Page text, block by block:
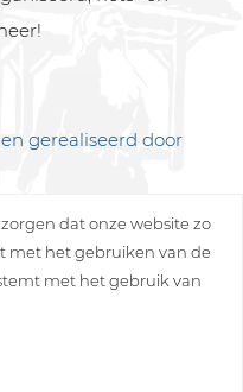
gerealiseerd door
dat onze website zo
met het gebruiken van de
met het gebruik van